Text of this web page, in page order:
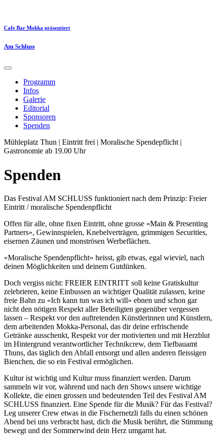
Cafe Bar Mokka präsentiert
Am Schluss
Programm
Infos
Galerie
Editorial
Sponsoren
Spenden
Mühleplatz Thun | Eintritt frei | Moralische Spendepflicht |
Gastronomie ab 19.00 Uhr
Spenden
Das Festival AM SCHLUSS funktioniert nach dem Prinzip: Freier
Eintritt / moralische Spendenpflicht
Offen für alle, ohne fixen Eintritt, ohne grosse «Main & Presenting
Partners», Gewinnspielen, Knebelverträgen, grimmigen Securities,
eisernen Zäunen und monströsen Werbeflächen.
«Moralische Spendenpflicht» heisst, gib etwas, egal wieviel, nach
deinen Möglichkeiten und deinem Gutdünken.
Doch vergiss nicht: FREIER EINTRITT soll keine Gratiskultur
zelebrieren, keine Einbussen an wichtiger Qualität zulassen, keine
freie Bahn zu «Ich kann tun was ich will» ebnen und schon gar
nicht den nötigen Respekt aller Beteiligten gegenüber vergessen
lassen – Respekt vor den auftretenden Künstlerinnen und Künstlern,
dem arbeitenden Mokka-Personal, das dir deine erfrischende
Getränke ausschenkt, Respekt vor der motivierten und mit Herzblut
im Hintergrund verantwortlicher Technikcrew, dem Tiefbauamt
Thuns, das täglich den Abfall entsorgt und allen anderen fleissigen
Bienchen, die so ein Festival ermöglichen.
Kultur ist wichtig und Kultur muss finanziert werden. Darum
sammeln wir vor, während und nach den Shows unsere wichtige
Kollekte, die einen grossen und bedeutenden Teil des Festival AM
SCHLUSS finanziert. Eine Spende für die Musik? Für das Festival?
Leg unserer Crew etwas in die Fischernetzli falls du einen schönen
Abend bei uns verbracht hast, dich die Musik berührt, die Stimmung
bewegt und der Sommerwind dein Herz umgarnt hat.